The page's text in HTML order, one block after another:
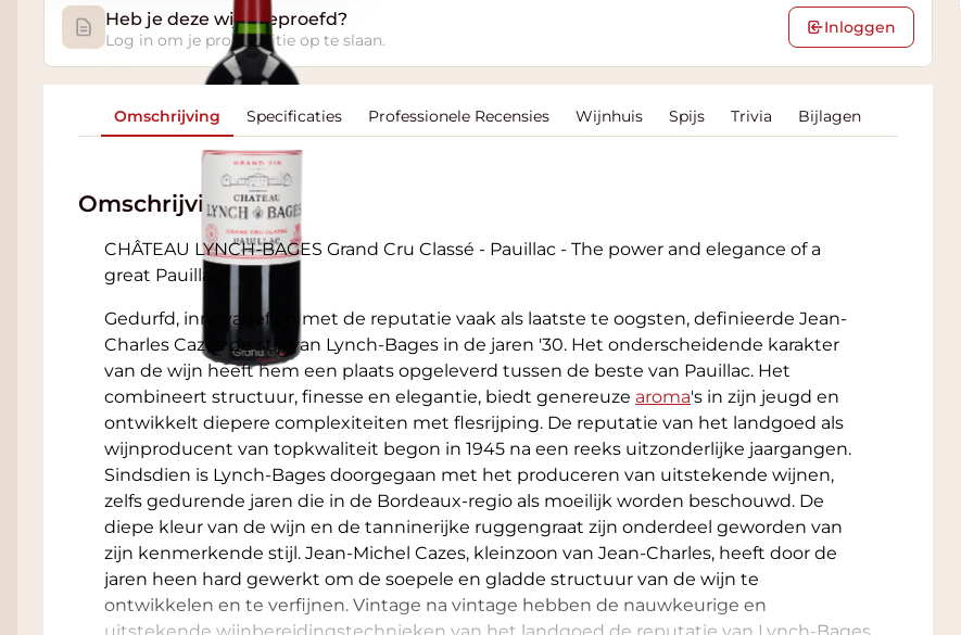
Heb je deze wijn geproefd?
Log in om je proefnotitie op te slaan.
Inloggen
Omschrijving Specificaties Professionele Recensies Wijnhuis Spijs Trivia Bijlagen
Omschrijving
CHÂTEAU LYNCH‑BAGES Grand Cru Classé - Pauillac - The power and elegance of a
great Pauillac
Gedurfd, innovatief en met de reputatie vaak als laatste te oogsten, definieerde Jean-
Charles Cazes de stijl van Lynch-Bages in de jaren '30. Het onderscheidende karakter
van de wijn heeft hem een ​​plaats opgeleverd tussen de beste van Pauillac. Het
combineert structuur, finesse en elegantie, biedt genereuze aroma's in zijn jeugd en
ontwikkelt diepere complexiteiten met flesrijping. De reputatie van het landgoed als
wijnproducent van topkwaliteit begon in 1945 na een reeks uitzonderlijke jaargangen.
Sindsdien is Lynch-Bages doorgegaan met het produceren van uitstekende wijnen,
zelfs gedurende jaren die in de Bordeaux-regio als moeilijk worden beschouwd. De
diepe kleur van de wijn en de tanninerijke ruggengraat zijn onderdeel geworden van
zijn kenmerkende stijl. Jean-Michel Cazes, kleinzoon van Jean-Charles, heeft door de
jaren heen hard gewerkt om de soepele en gladde structuur van de wijn te
ontwikkelen en te verfijnen. Vintage na vintage hebben de nauwkeurige en
uitstekende wijnbereidingstechnieken van het landgoed de reputatie van Lynch-Bages